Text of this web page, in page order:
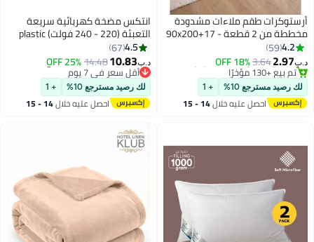
14
أرستوكرات طقم ملاءات مشدودة
مخططة من 2 قطعة - 90x200+17
سم (أزرق ملكي)
4.2
59
د.ب‏2.97
3.64
18% OFF
#6 في أطقم الشراشف والوسائد
تم بيع +130 مؤخرًا
#6 في أطقم الشراشف والوسائد
لك رصيد مسترجع 10% + 1
احصل عليه خلال 14 - 15
انتكس مضخة كهربائية سريعة
التعبئة (220 - 240 فولت) plastic
لون رمادي 26.3x15.5x14.2سم
4.5
67
د.ب‏10.83
14.48
25% OFF
#2 في مراتب قابلة للنفخ
أقل سعر في 7 يوم
#2 في مراتب قابلة للنفخ
لك رصيد مسترجع 10% + 1
احصل عليه خلال 14 - 15